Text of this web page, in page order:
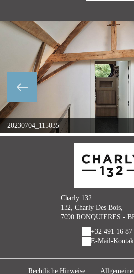
20230704_115035
Charly 132
132, Charly Des Bois,
7090 RONQUIERES -
+32 491 16 87
E-Mail-
Rechtliche Hinweise Allgemeine